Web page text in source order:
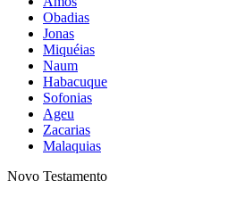
Obadias
Jonas
Miquéias
Naum
Habacuque
Sofonias
Ageu
Zacarias
Malaquias
Novo Testamento